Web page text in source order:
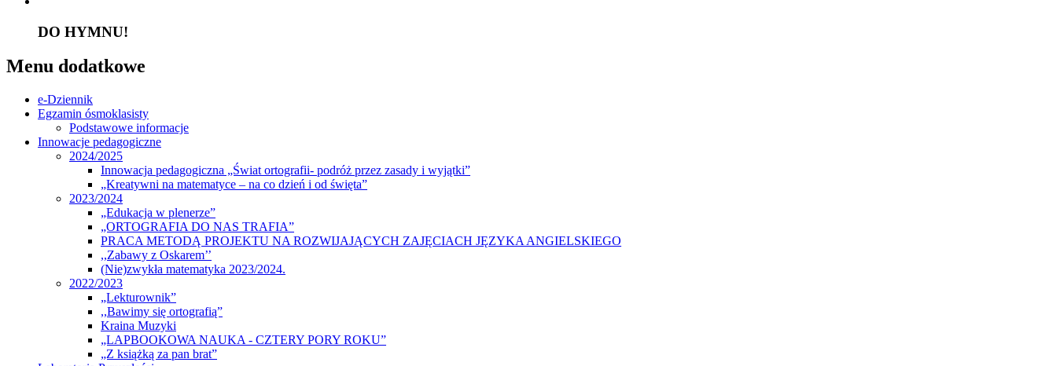
DO HYMNU!
Menu dodatkowe
e-Dziennik
Egzamin ósmoklasisty
Podstawowe informacje
Innowacje pedagogiczne
2024/2025
Innowacja pedagogiczna „Świat ortografii- podróż przez zasady i wyjątki”
„Kreatywni na matematyce – na co dzień i od święta”
2023/2024
„Edukacja w plenerze”
„ORTOGRAFIA DO NAS TRAFIA”
PRACA METODĄ PROJEKTU NA ROZWIJAJĄCYCH ZAJĘCIACH JĘZYKA ANGIELSKIEGO
,,Zabawy z Oskarem’’
(Nie)zwykła matematyka 2023/2024.
2022/2023
„Lekturownik”
,,Bawimy się ortografią”
Kraina Muzyki
„LAPBOOKOWA NAUKA - CZTERY PORY ROKU”
„Z książką za pan brat”